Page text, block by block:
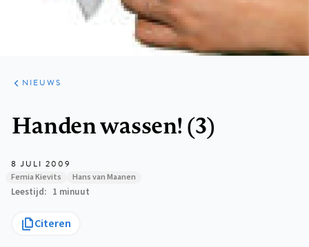
ARTIKELEN
HET
KORT
NIEUWS
Handen wassen! (3)
8 JULI 2009
Femia Kievits Hans van Maanen
Leestijd 1 minuut
Citeren